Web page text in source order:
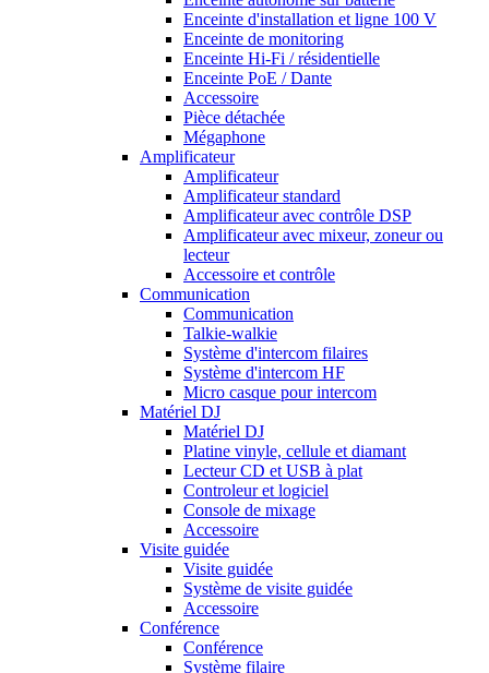
Enceinte d'installation et ligne 100 V
Enceinte de monitoring
Enceinte Hi-Fi / résidentielle
Enceinte PoE / Dante
Accessoire
Pièce détachée
Mégaphone
Amplificateur
Amplificateur
Amplificateur standard
Amplificateur avec contrôle DSP
Amplificateur avec mixeur, zoneur ou
lecteur
Accessoire et contrôle
Communication
Communication
Talkie-walkie
Système d'intercom filaires
Système d'intercom HF
Micro casque pour intercom
Matériel DJ
Matériel DJ
Platine vinyle, cellule et diamant
Lecteur CD et USB à plat
Controleur et logiciel
Console de mixage
Accessoire
Visite guidée
Visite guidée
Système de visite guidée
Accessoire
Conférence
Conférence
Système filaire